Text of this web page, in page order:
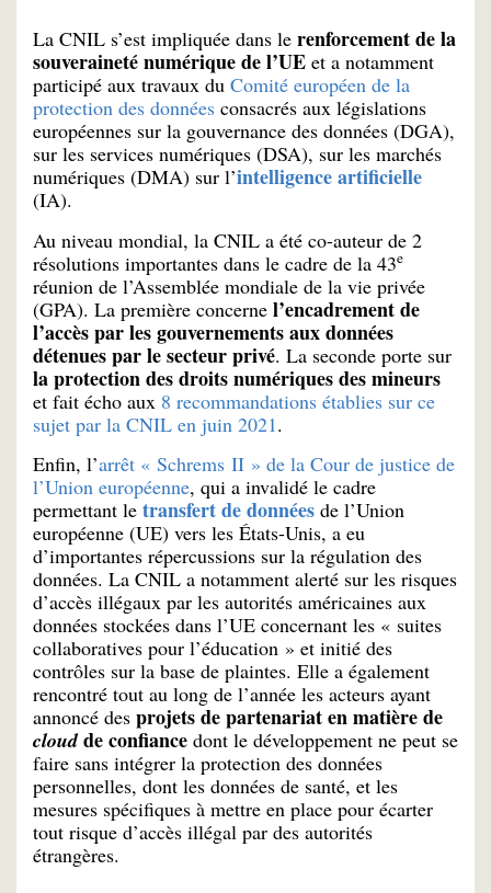
La CNIL s’est impliquée dans le renforcement de la
souveraineté numérique de l’UE et a notamment
participé aux travaux du Comité européen de la
protection des données consacrés aux législations
européennes sur la gouvernance des données (DGA),
sur les services numériques (DSA), sur les marchés
numériques (DMA) sur l’intelligence artificielle
(IA).
Au niveau mondial, la CNIL a été co-auteur de 2
résolutions importantes dans le cadre de la 43e
réunion de l’Assemblée mondiale de la vie privée
(GPA). La première concerne l’encadrement de
l’accès par les gouvernements aux données
détenues par le secteur privé. La seconde porte sur
la protection des droits numériques des mineurs
et fait écho aux 8 recommandations établies sur ce
sujet par la CNIL en juin 2021.
Enfin, l’arrêt « Schrems II » de la Cour de justice de
l’Union européenne, qui a invalidé le cadre
permettant le transfert de données de l’Union
européenne (UE) vers les États-Unis, a eu
d’importantes répercussions sur la régulation des
données. La CNIL a notamment alerté sur les risques
d’accès illégaux par les autorités américaines aux
données stockées dans l’UE concernant les « suites
collaboratives pour l’éducation » et initié des
contrôles sur la base de plaintes. Elle a également
rencontré tout au long de l’année les acteurs ayant
annoncé des projets de partenariat en matière de
cloudde confiance dont le développement ne peut se
faire sans intégrer la protection des données
personnelles, dont les données de santé, et les
mesures spécifiques à mettre en place pour écarter
tout risque d’accès illégal par des autorités
étrangères.